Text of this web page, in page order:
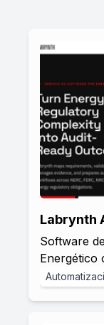
Labrynth
Software
Energético